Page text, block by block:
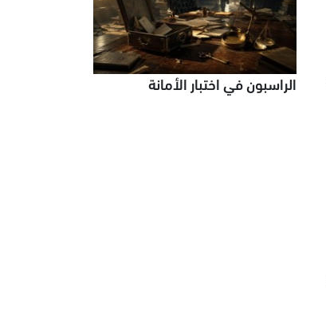
الراسبون في اختبار الأمانة